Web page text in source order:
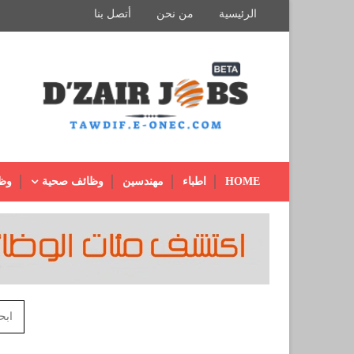
الرئيسية من نحن أتصل بنا
HOME اطباء مهندسين وظائف صحية